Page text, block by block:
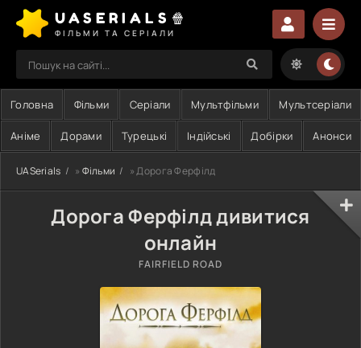
UASERIALS🍿
ФІЛЬМИ ТА СЕРІАЛИ
Головна Фільми Серіали Мультфільми Мультсеріали
Аніме Дорами Турецькі Індійські Добірки Анонси
UASerials » Фільми » Дорога Ферфілд
Дорога Ферфілд дивитися
онлайн
FAIRFIELD ROAD